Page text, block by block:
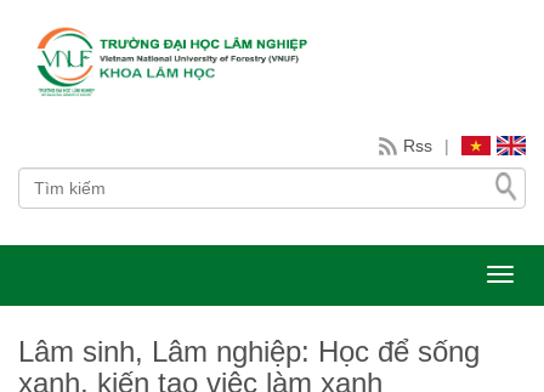
Rss |
Lâm sinh, Lâm nghiệp: Học để sống
xanh, kiến tạo việc làm xanh